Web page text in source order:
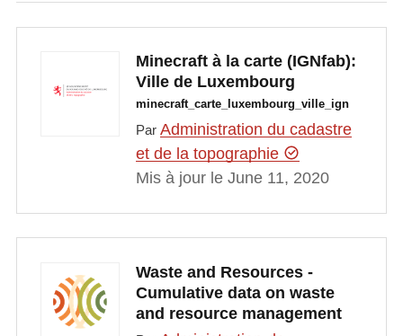
Minecraft à la carte (IGNfab):
Ville de Luxembourg
minecraft_carte_luxembourg_ville_ign
Par Administration du cadastre
et de la topographie
Mis à jour le June 11, 2020
Waste and Resources -
Cumulative data on waste
and resource management